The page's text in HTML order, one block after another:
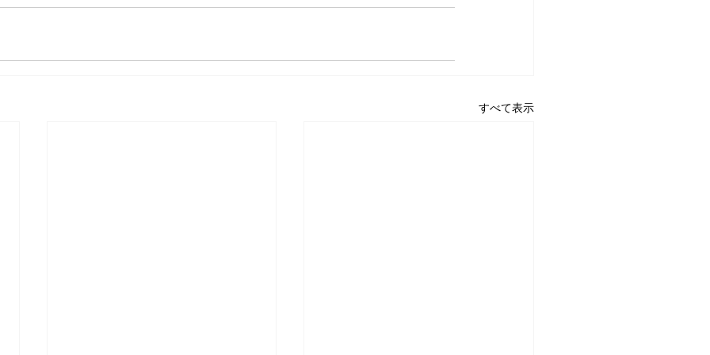
すべて表示